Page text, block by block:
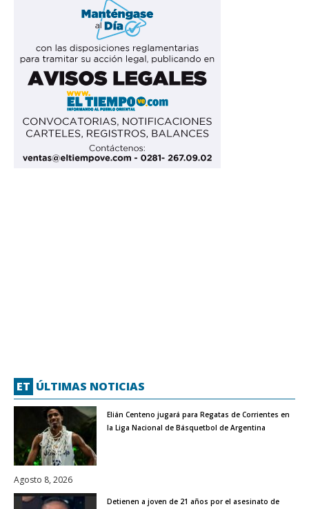
ET ÚLTIMAS NOTICIAS
Elián Centeno jugará para Regatas de Corrientes en
la Liga Nacional de Básquetbol de Argentina
Agosto 8, 2026
Detienen a joven de 21 años por el asesinato de